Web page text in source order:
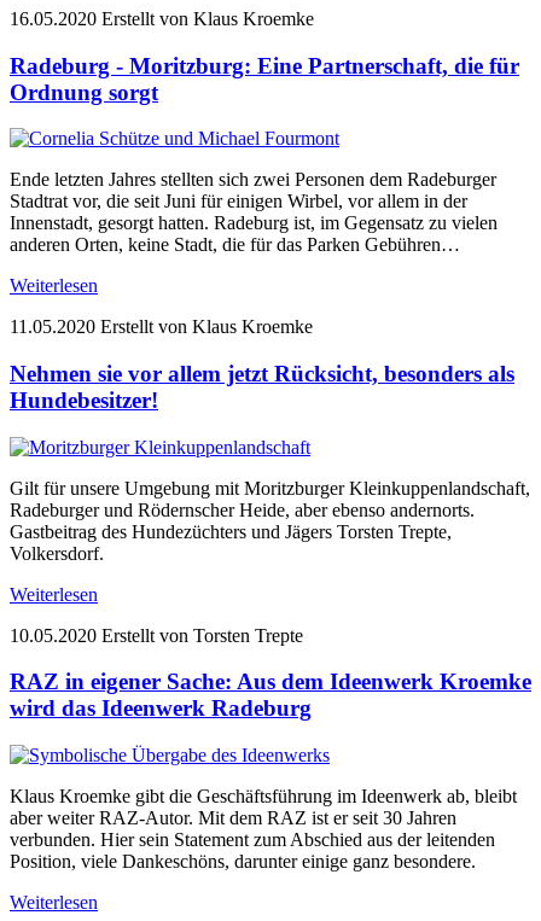
16.05.2020 Erstellt von Klaus Kroemke
Radeburg - Moritzburg: Eine Partnerschaft, die für
Ordnung sorgt
Ende letzten Jahres stellten sich zwei Personen dem Radeburger
Stadtrat vor, die seit Juni für einigen Wirbel, vor allem in der
Innenstadt, gesorgt hatten. Radeburg ist, im Gegensatz zu vielen
anderen Orten, keine Stadt, die für das Parken Gebühren…
Weiterlesen
11.05.2020 Erstellt von Klaus Kroemke
Nehmen sie vor allem jetzt Rücksicht, besonders als
Hundebesitzer!
Gilt für unsere Umgebung mit Moritzburger Kleinkuppenlandschaft,
Radeburger und Rödernscher Heide, aber ebenso andernorts.
Gastbeitrag des Hundezüchters und Jägers Torsten Trepte,
Volkersdorf.
Weiterlesen
10.05.2020 Erstellt von Torsten Trepte
RAZ in eigener Sache: Aus dem Ideenwerk Kroemke
wird das Ideenwerk Radeburg
Klaus Kroemke gibt die Geschäftsführung im Ideenwerk ab, bleibt
aber weiter RAZ-Autor. Mit dem RAZ ist er seit 30 Jahren
verbunden. Hier sein Statement zum Abschied aus der leitenden
Position, viele Dankeschöns, darunter einige ganz besondere.
Weiterlesen